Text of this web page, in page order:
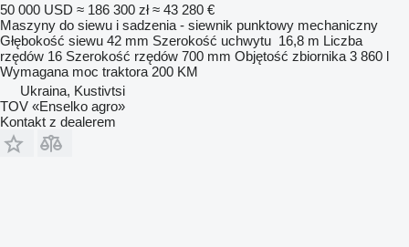
50 000 USD ≈ 186 300 zł ≈ 43 280 €
Maszyny do siewu i sadzenia - siewnik punktowy mechaniczny
Głębokość siewu 42 mm Szerokość uchwytu 16,8 m Liczba
rzędów 16 Szerokość rzędów 700 mm Objętość zbiornika 3 860 l
Wymagana moc traktora 200 KM
Ukraina, Kustivtsi
TOV «Enselko agro»
Kontakt z dealerem